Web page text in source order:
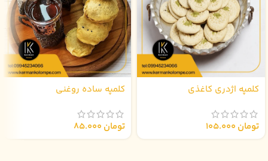
کلمپه اژدری کاغذی
تومان
کلمپه ساده روغنی
تومان